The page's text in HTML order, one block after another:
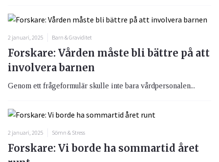
2 januari, 2025 Barn & Graviditet
Forskare: Vården måste bli bättre på att
involvera barnen
Genom ett frågeformulär skulle inte bara vårdpersonalen...
2 januari, 2025 Sömn & Stress
Forskare: Vi borde ha sommartid året